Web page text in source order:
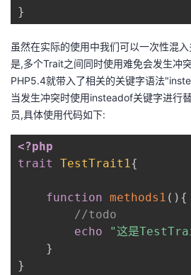
}
虽然在实际的使用中我们可以一次性混
是,多个Trait之间同时使用难免会发生冲
PHP5.4就带入了相关的关键字语法
当发生冲突时使用insteadof关键字进行
员,具体使用代码如下:
<?php
trait
TestTrait1{
function methods1 ( ) {
//todo
echo
"这是
}
}